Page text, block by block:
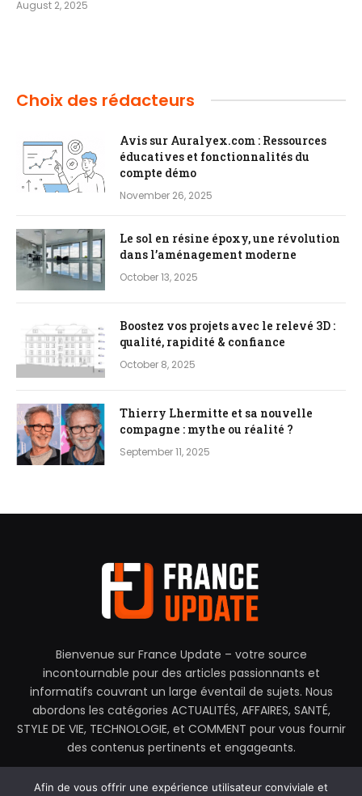
August 2, 2025
Choix des rédacteurs
Avis sur Auralyex.com : Ressources
éducatives et fonctionnalités du
compte démo
November 26, 2025
Le sol en résine époxy, une révolution
dans l’aménagement moderne
October 13, 2025
Boostez vos projets avec le relevé 3D :
qualité, rapidité & confiance
October 8, 2025
Thierry Lhermitte et sa nouvelle
compagne : mythe ou réalité ?
September 11, 2025
Bienvenue sur France Update – votre source
incontournable pour des articles passionnants et
informatifs couvrant un large éventail de sujets. Nous
abordons les catégories ACTUALITÉS, AFFAIRES, SANTÉ,
STYLE DE VIE, TECHNOLOGIE, et COMMENT pour vous fournir
des contenus pertinents et engageants.
contactez@franceupdate.fr
Afin de vous offrir une expérience utilisateur conviviale et